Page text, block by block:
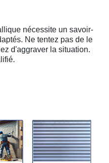
nécessite un savoir-
Ne tentez pas de le
d'aggraver la situation.